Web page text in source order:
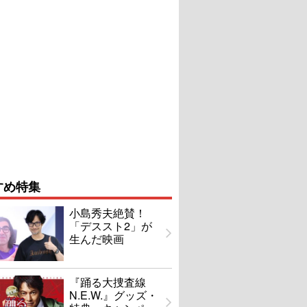
特集
小島秀夫絶賛！
「デススト2」が
生んだ映画
『踊る大捜査線
N.E.W.』グッズ・